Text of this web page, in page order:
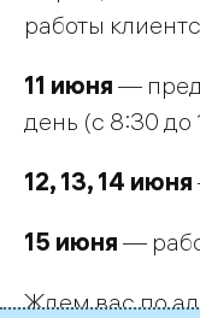
работы
11 июня —
день (с 8:30 до
12, 13, 14 июня
15 июня —
Ждем вас по